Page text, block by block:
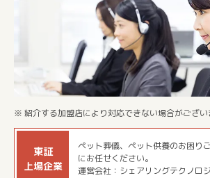
※ 紹介する加盟店により対応できない場合がござい
東証
上場企業
ペット葬儀、ペット供養のお困り
にお任せください。
運営会社：シェアリングテクノロ